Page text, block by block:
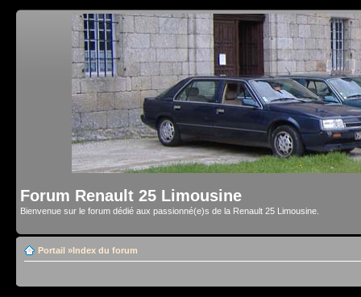
Forum Renault 25 Limousine
Bienvenue sur le forum dédié aux passionné(e)s de la Renault 25 Limousine.
Portail »Index du forum